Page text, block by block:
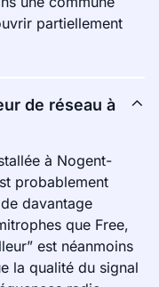
partiellement
de réseau à
à Nogent-
probablement
davantage
que Free,
est néanmoins
la qualité du signal